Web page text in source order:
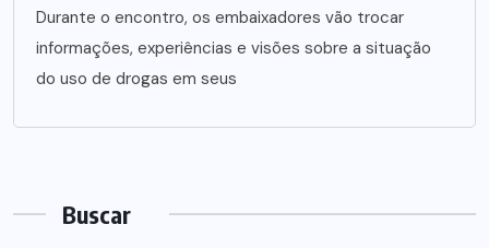
Durante o encontro, os embaixadores vão trocar
informações, experiências e visões sobre a situação
do uso de drogas em seus
Buscar